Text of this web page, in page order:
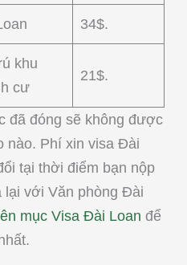
34$.
khu
cư
21$.
đã đóng sẽ không được
nào. Phí xin visa Đài
tại thời điểm bạn nộp
lại với Văn phòng Đài
mục Visa Đài Loan để